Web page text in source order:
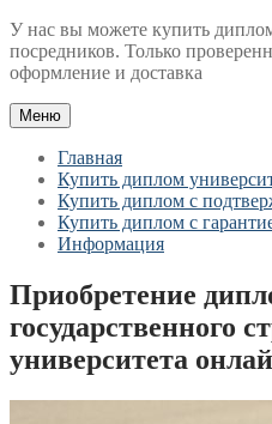
У нас вы можете купить
посредников. Только
оформление и доставка
Меню
Главная
Купить диплом
Купить диплом с
Купить диплом с
Информация
Приобретение
государственного
университета